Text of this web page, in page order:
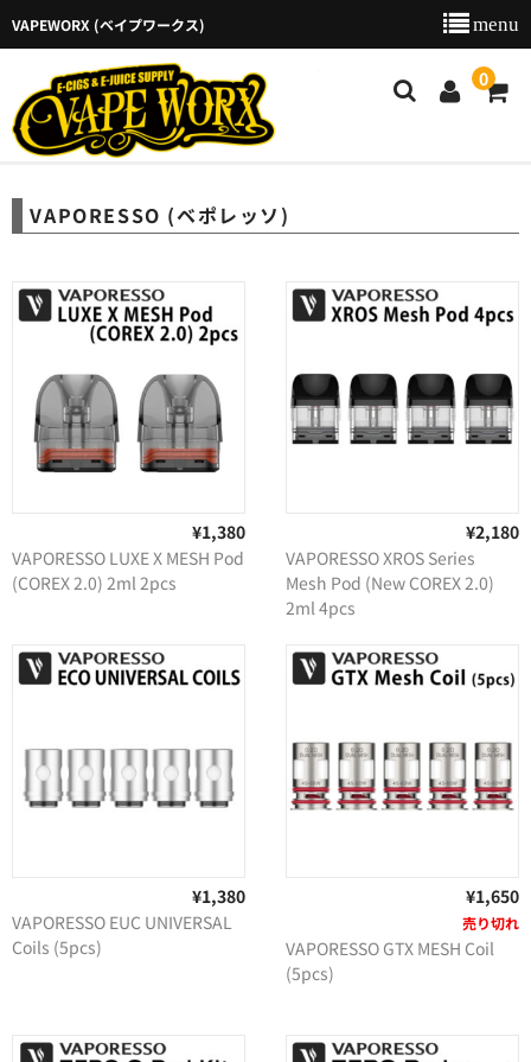
VAPEWORX (ベイプワークス)
0
ご利用ガイド
特定商取引法に基づく表示
店舗のご案内
お問い合わせ
VAPORESSO (ベポレッソ)
¥1,380
VAPORESSO LUXE X MESH Pod
(COREX 2.0) 2ml 2pcs
¥2,180
VAPORESSO XROS Series
Mesh Pod (New COREX 2.0)
2ml 4pcs
¥1,380
VAPORESSO EUC UNIVERSAL
Coils (5pcs)
¥1,650
売り切れ
VAPORESSO GTX MESH Coil
(5pcs)